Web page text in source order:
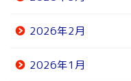
2026年2月
2026年1月